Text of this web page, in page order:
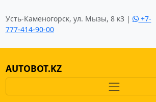
Усть-Каменогорск, ул. Мызы, 8 к3 |
+7-
777-414-90-00
AUTOBOT.KZ